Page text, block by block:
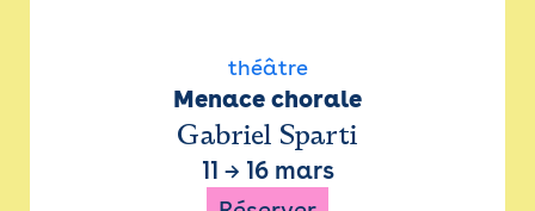
théâtre
Menace chorale
Gabriel Sparti
11 → 16 mars